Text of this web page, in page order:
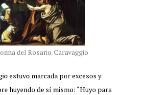
del Rosario. Caravaggio
estuvo marcada por excesos y
huyendo de sí mismo: “Huyo para